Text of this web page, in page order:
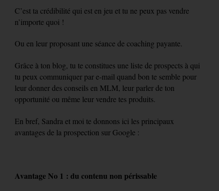
C’est ta crédibilité qui est en jeu et tu ne peux pas vendre
n’importe quoi !
Ou en leur proposant une séance de coaching payante.
Grâce à ton blog, tu te constitues une liste de prospects à qui
tu peux communiquer par e-mail quand bon te semble pour
leur donner des conseils en MLM, leur parler de ton
opportunité ou même leur vendre tes produits.
En bref, Sandra et moi te donnons ici les principaux
avantages de la prospection sur Google :
Avantage No 1 : du contenu non périssable